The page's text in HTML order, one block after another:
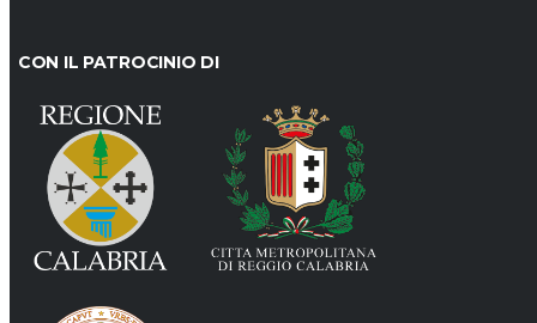
CON IL PATROCINIO DI